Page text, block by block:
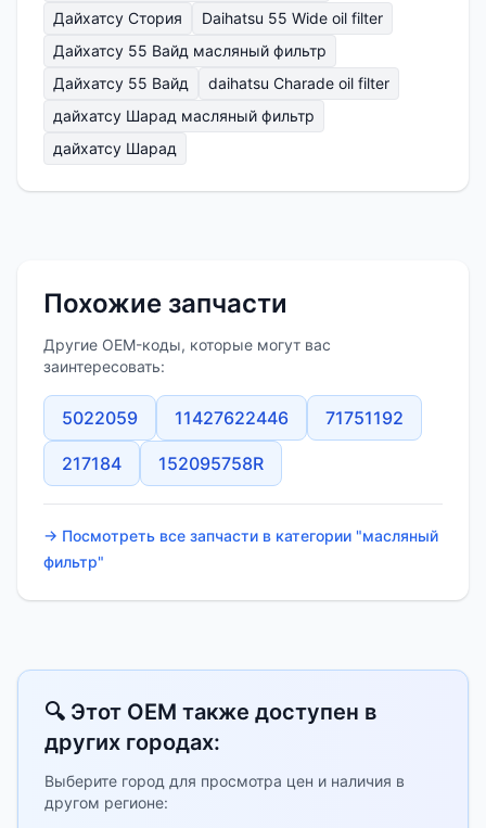
Дайхатсу Стория
Daihatsu 55 Wide oil filter
Дайхатсу 55 Вайд масляный фильтр
Дайхатсу 55 Вайд
daihatsu Charade oil filter
дайхатсу Шарад масляный фильтр
дайхатсу Шарад
Похожие запчасти
Другие OEM-коды, которые могут вас
заинтересовать:
5022059 11427622446 71751192
217184 152095758R
→ Посмотреть все запчасти в категории "масляный
фильтр"
🔍 Этот OEM также доступен в
других городах:
Выберите город для просмотра цен и наличия в
другом регионе: